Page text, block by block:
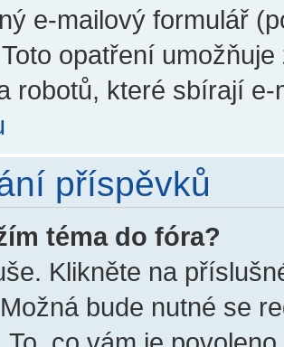
e-mailový formulář
opatření
robotů, které sbírají e-
příspěvků
téma do fóra?
Klikněte na
bude nutné se